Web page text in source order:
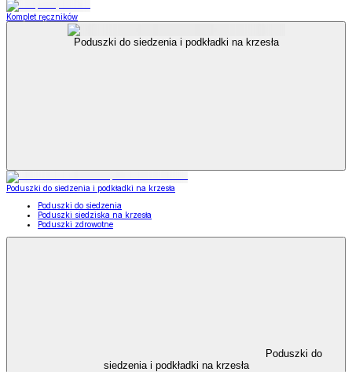
Komplet ręczników
Poduszki do siedzenia i podkładki na krzesła
Poduszki do siedzenia i podkładki na krzesła
Poduszki do siedzenia
Poduszki siedziska na krzesła
Poduszki zdrowotne
Poduszki do
siedzenia i podkładki na krzesła